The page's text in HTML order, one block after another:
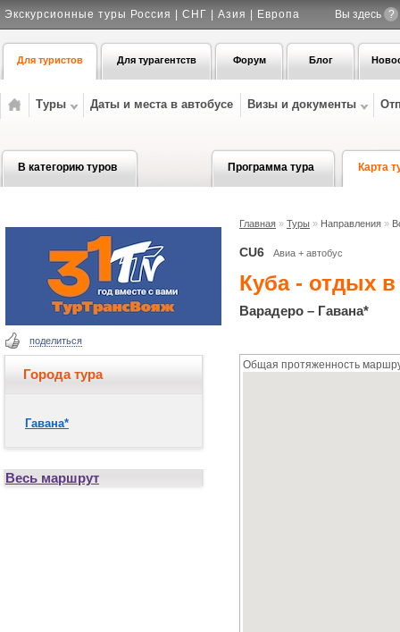
Экскурсионные туры Россия | СНГ | Азия | Европа Вы здесь ?
Для туристов Для турагентств Форум Блог
Туры Даты и места в автобусе Визы и документы
В категорию туров Программа тура Карта
Главная » Туры » Направления »
CU6 Авиа + автобус
Куба - отдых
Варадеро – Гавана*
Общая протяженность
поделиться
Города тура
Гавана*
Весь маршрут